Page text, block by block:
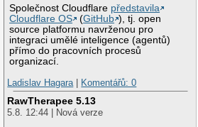
Společnost Cloudflare představila
Cloudflare OS
(GitHub ), tj. open
source platformu navrženou pro
integraci umělé inteligence (agentů)
přímo do pracovních procesů
organizací.
Ladislav Hagara
Komentářů: 0
RawTherapee 5.13
5.8. 12:44 | Nová verze